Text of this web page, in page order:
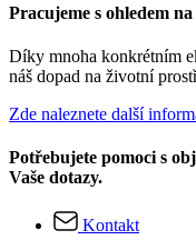
Pracujeme s ohledem
Díky mnoha konkrétním
náš dopad na životní
Zde naleznete další
Potřebujete pomoci s
Vaše dotazy.
Kontakt